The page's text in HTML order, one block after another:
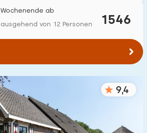
1546
Wochenende ab
ausgehend von 12 Personen
9,4